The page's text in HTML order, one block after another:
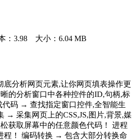
：3.98 大小：6.04 MB
分析网页元素,让你网页填表操作更
的分析窗口中各种控件的ID,句柄,标
代码 → 查找指定窗口控件,全智能生
→ 采集网页上的CSS,JS,图片,背景,媒
获取屏幕中的任意颜色代码！ 进程
！ 编码转换 → 包含大部分转换命